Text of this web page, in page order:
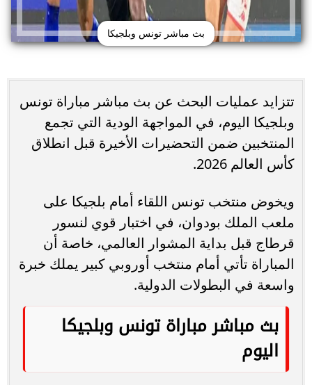
بث مباشر تونس وبلجيكا
تتزايد عمليات البحث عن بث مباشر مباراة تونس
وبلجيكا اليوم، في المواجهة الودية التي تجمع
المنتخبين ضمن التحضيرات الأخيرة قبل انطلاق
كأس العالم 2026.
ويخوض منتخب تونس اللقاء أمام بلجيكا على
ملعب الملك بودوان، في اختبار قوي لنسور
قرطاج قبل بداية المشوار العالمي، خاصة أن
المباراة تأتي أمام منتخب أوروبي كبير يملك خبرة
واسعة في البطولات الدولية.
بث مباشر مباراة تونس وبلجيكا
اليوم